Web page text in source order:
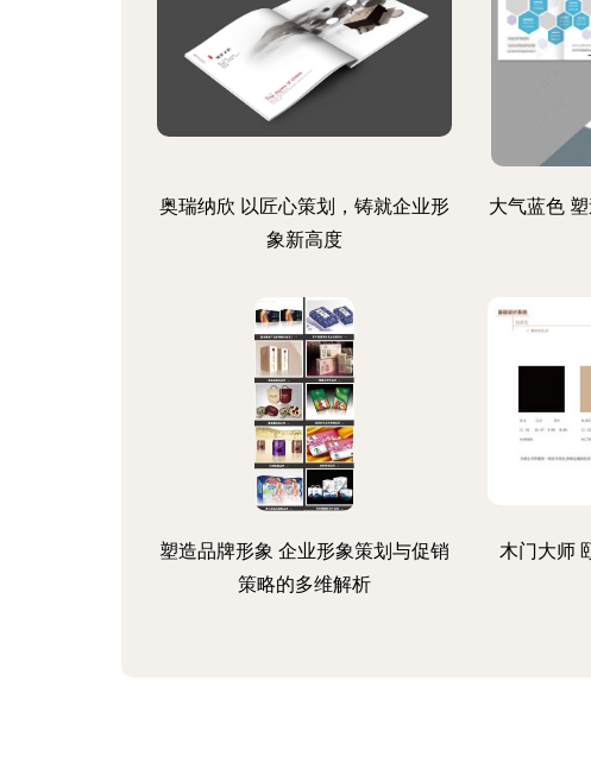
奥瑞纳欣 以匠心策划，铸就企业形
象新高度
大气蓝色
塑造品牌形象 企业形象策划与促销
策略的多维解析
木门大师